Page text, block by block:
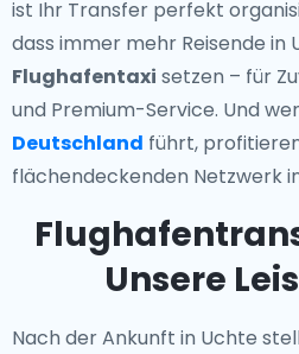
ist Ihr Transfer perfekt
dass immer mehr Reisende in
Flughafentaxi setzen – für
und Premium-Service. Und
Deutschland führt,
flächendeckenden Netzwerk
Unsere
Nach der Ankunft in Uchte